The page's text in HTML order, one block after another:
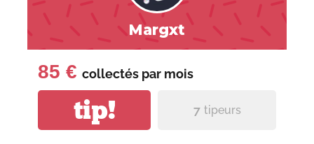
Margxt
85 € collectés par mois
tip! 7 tipeurs